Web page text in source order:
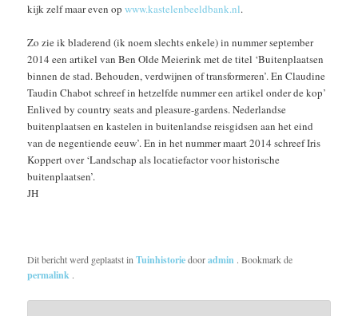
kijk zelf maar even opwww.kastelenbeeldbank.nl.
Zo zie ik bladerend (ik noem slechts enkele) in nummer september
2014 een artikel van Ben Olde Meierink met de titel ‘Buitenplaatsen
binnen de stad. Behouden, verdwijnen of transformeren’. En Claudine
Taudin Chabot schreef in hetzelfde nummer een artikel onder de kop’
Enlived by country seats and pleasure-gardens. Nederlandse
buitenplaatsen en kastelen in buitenlandse reisgidsen aan het eind
van de negentiende eeuw’. En in het nummer maart 2014 schreef Iris
Koppert over ‘Landschap als locatiefactor voor historische
buitenplaatsen’.
JH
Dit bericht werd geplaatst inTuinhistoriedooradmin . Bookmark de
permalink .